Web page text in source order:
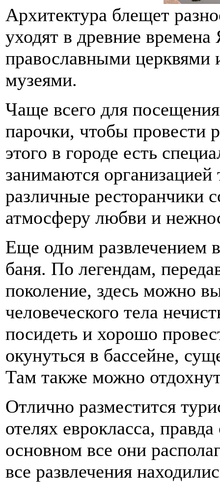
Архитектура блещет
уходят в древние
православными церквями
музеями.
Чаще всего для
парочки, чтобы провести
этого в городе есть
занимаются
различные ресторанчики
атмосферу любви и
Еще одним развлечением
баня. По легендам,
поколение, здесь можно
человеческого тела
посидеть и хорошо
окунуться в бассейне,
Там также можно
Отлично разместится
отелях еврокласса,
основном все они
все развлечения